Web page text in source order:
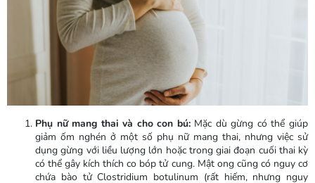
Phụ nữ mang thai và cho con bú:Mặc dù gừng có thể giúp
giảm ốm nghén ở một số phụ nữ mang thai, nhưng việc sử
dụng gừng với liều lượng lớn hoặc trong giai đoạn cuối thai kỳ
có thể gây kích thích co bóp tử cung. Mật ong cũng có nguy cơ
chứa bào tử Clostridium botulinum (rất hiếm, nhưng nguy